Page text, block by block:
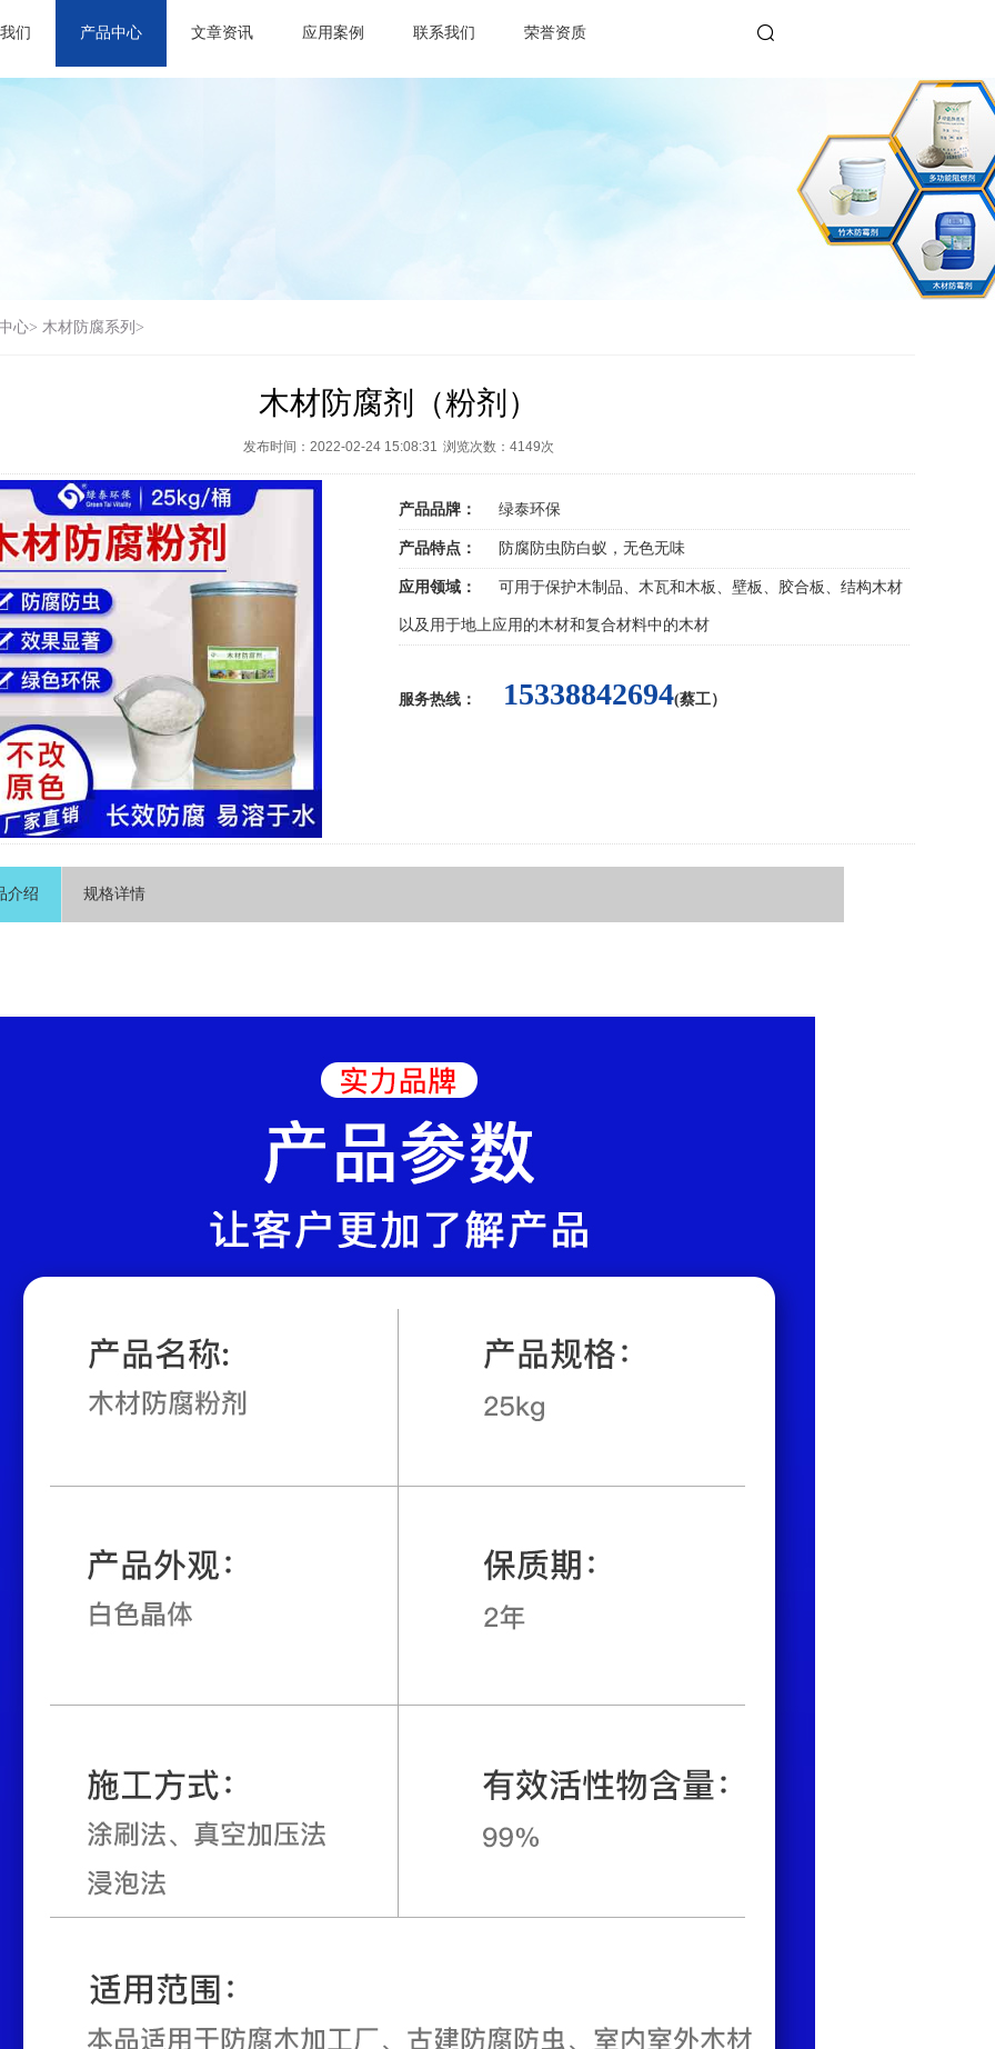
们 产品中心 文章资讯 应用案例 联系我们 荣誉资质
心> 木材防腐系列>
木材防腐剂（粉剂）
发布时间：2022-02-24 15:08:31 浏览次数： 4149次
产品品牌： 绿泰环保
产品特点： 防腐防虫防白蚁，无色无味
应用领域： 可用于保护木制品、木瓦和木板、壁板、胶合板、结构木材
以及用于地上应用的木材和复合材料中的木材
服务热线： 15338842694(蔡工）
介绍 规格详情